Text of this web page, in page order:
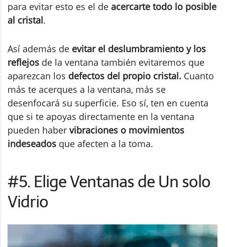
para evitar esto es el de acercarte todo lo posible
al cristal.
Así además de evitar el deslumbramiento y los
reflejos de la ventana también evitaremos que
aparezcan los defectos del propio cristal. Cuanto
más te acerques a la ventana, más se
desenfocará su superficie. Eso sí, ten en cuenta
que si te apoyas directamente en la ventana
pueden haber vibraciones o movimientos
indeseados que afecten a la toma.
#5. Elige Ventanas de Un solo
Vidrio